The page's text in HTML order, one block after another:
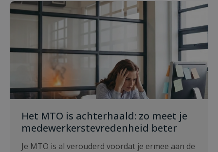
Het MTO is achterhaald: zo meet je
medewerkerstevredenheid beter
Je MTO is al verouderd voordat je ermee aan de